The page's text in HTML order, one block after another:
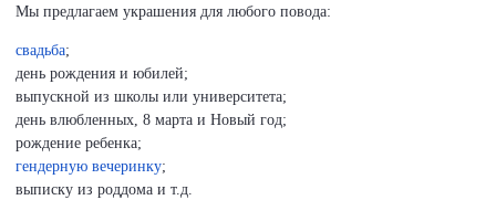
Мы предлагаем украшения для любого повода:
свадьба;
день рождения и юбилей;
выпускной из школы или университета;
день влюбленных, 8 марта и Новый год;
рождение ребенка;
гендерную вечеринку;
выписку из роддома и т.д.